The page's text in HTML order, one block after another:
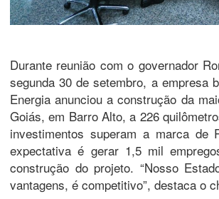
Durante reunião com o governador
segunda 30 de setembro, a empresa
Energia anunciou a construção da
Goiás, em Barro Alto, a 226
investimentos superam a marca de
expectativa é gerar 1,5 mil
construção do projeto. “Nosso
vantagens, é competitivo”, destaca o